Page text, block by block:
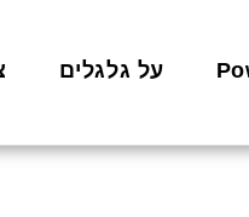
על גלגלים